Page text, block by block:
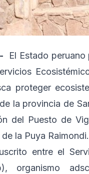
El Estado
proteger
la provincia de
del Puesto de
la Puya Raimondi.
entre el
organismo